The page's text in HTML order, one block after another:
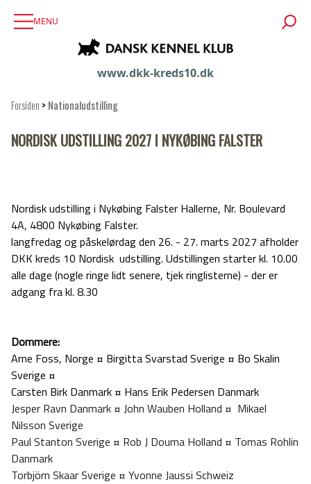
MENU
www.dkk-kreds10.dk
Forsiden > Nationaludstilling
NORDISK UDSTILLING 2027 I NYKØBING FALSTER
Nordisk udstilling i Nykøbing Falster Hallerne, Nr. Boulevard
4A, 4800 Nykøbing Falster.
langfredag og påskelørdag den 26. - 27. marts 2027 afholder
DKK kreds 10 Nordisk udstilling. Udstillingen starter kl. 10.00
alle dage (nogle ringe lidt senere, tjek ringlisterne) - der er
adgang fra kl. 8.30
Dommere:
Arne Foss, Norge ¤ Birgitta Svarstad Sverige ¤ Bo Skalin
Sverige ¤
Carsten Birk Danmark ¤ Hans Erik Pedersen Danmark
Jesper Ravn Danmark ¤ John Wauben Holland ¤ Mikael
Nilsson Sverige
Paul Stanton Sverige ¤ Rob J Douma Holland ¤ Tomas Rohlin
Danmark
Torbjörn Skaar Sverige ¤ Yvonne Jaussi Schweiz